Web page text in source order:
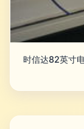
时信达82英寸